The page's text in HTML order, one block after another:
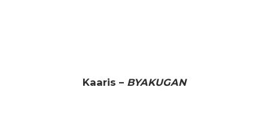
Kaaris – BYAKUGAN